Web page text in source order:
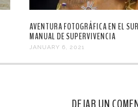
AVENTURA FOTOGRÁFICA EN EL
MANUAL DE SUPERVIVENCIA
JANUARY 6, 2021